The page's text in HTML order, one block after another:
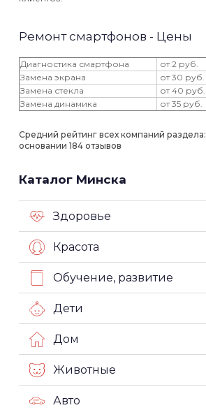
Ремонт смартфонов - Цены
Диагностика смартфона
от 2 руб.
Замена экрана
от 30 руб.
Замена стекла
от 40 руб.
Замена динамика
от 35 руб.
Средний рейтинг всех компаний раздела:
основании 184 отзывов
Каталог Минска
Здоровье
Красота
Обучение, развитие
Дети
Дом
Животные
Авто